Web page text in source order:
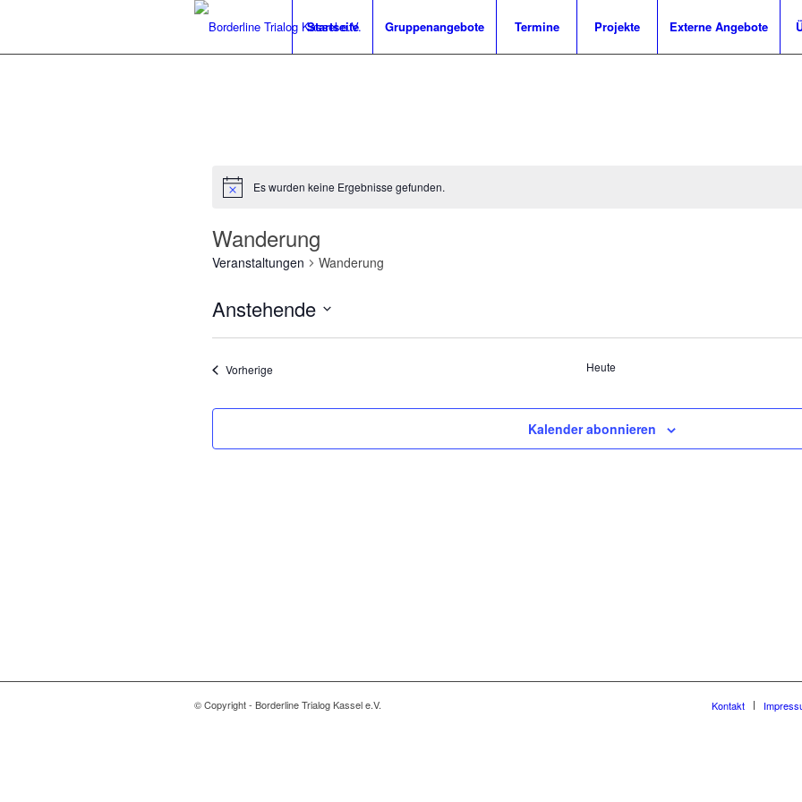
Startseite Gruppenangebote Termine Projekte Externe Angebote
HinweisEs wurden keine Ergebnisse gefunden.
Wanderung
Veranstaltungen Wanderung
Anstehende
VorherigeVeranstaltungen Heute
Kalender abonnieren
© Copyright - Borderline Trialog Kassel e.V. Kontakt